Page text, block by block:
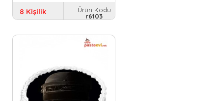
8 Kişilik
Ürün Kodu
r6103